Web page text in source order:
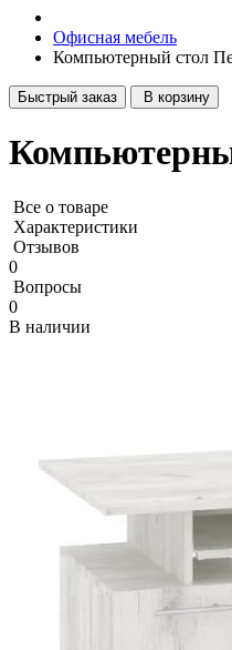
Офисная мебель
Компьютерный стол
Быстрый заказ В корзину
Все о товаре
Характеристики
Отзывов
0
Вопросы
0
В наличии